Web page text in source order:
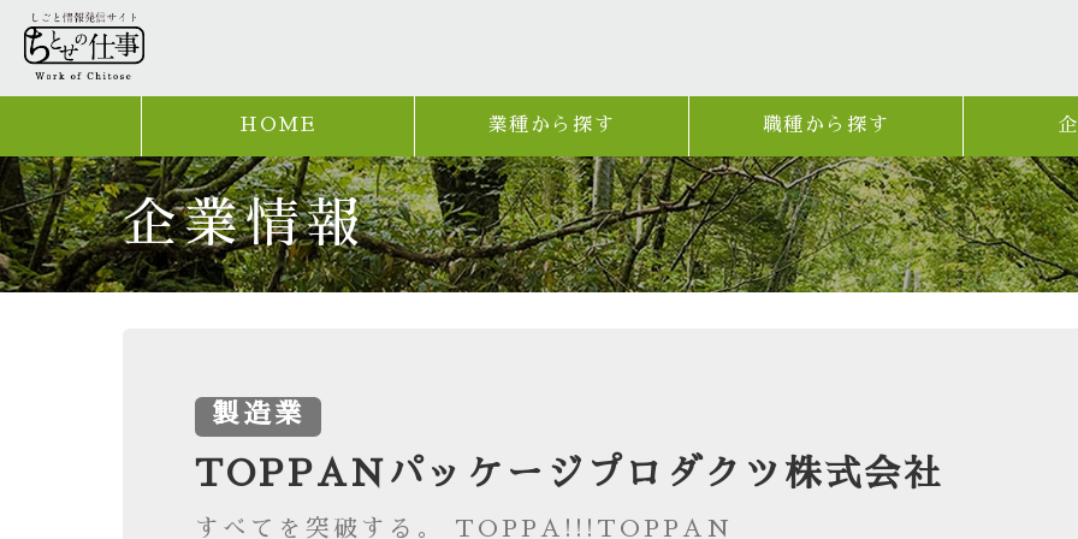
HOME 業種から探す 職種から探す
企業情報
製造業
TOPPANパッケージプロダクツ株式会社
すべてを突破する。 TOPPA!!!TOPPAN